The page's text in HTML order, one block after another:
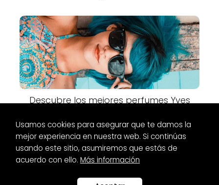
Descubre los mejores perfumes Yves
HYM: Vestidos de Fiesta de Alta Calidad
Usamos cookies para asegurar que te damos la
mejor experiencia en nuestra web. Si continúas
usando este sitio, asumiremos que estás de
acuerdo con ello. Más información